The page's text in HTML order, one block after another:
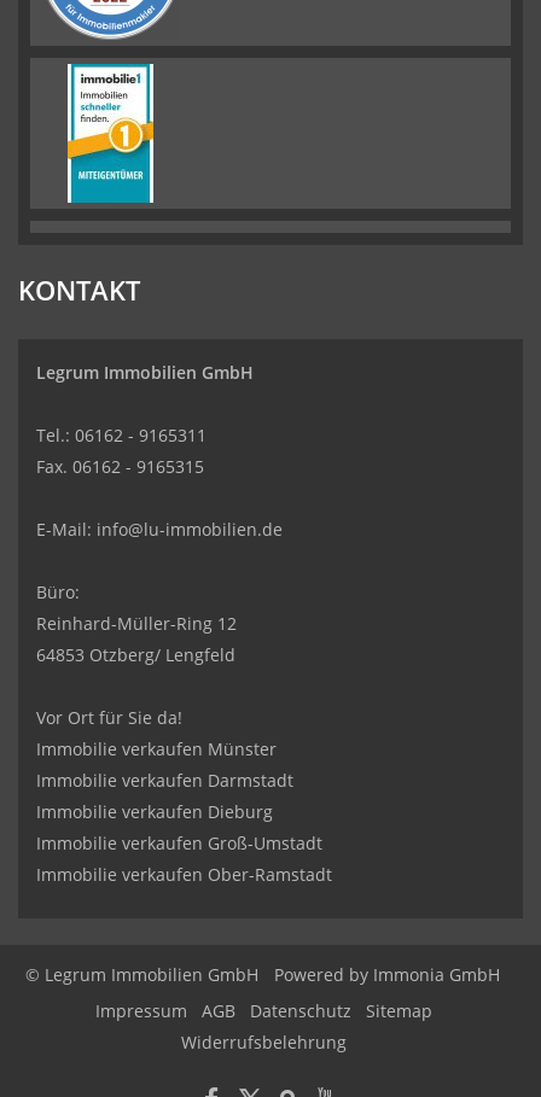
KONTAKT
Legrum Immobilien GmbH
Tel.: 06162 - 9165311
Fax. 06162 - 9165315
E-Mail: info@lu-immobilien.de
Büro:
Reinhard-Müller-Ring 12
64853 Otzberg/ Lengfeld
Vor Ort für Sie da!
Immobilie verkaufen Münster
Immobilie verkaufen Darmstadt
Immobilie verkaufen Dieburg
Immobilie verkaufen Groß-Umstadt
Immobilie verkaufen Ober-Ramstadt
© Legrum Immobilien GmbH Powered by Immonia GmbH
Impressum
AGB Datenschutz
Sitemap
Widerrufsbelehrung